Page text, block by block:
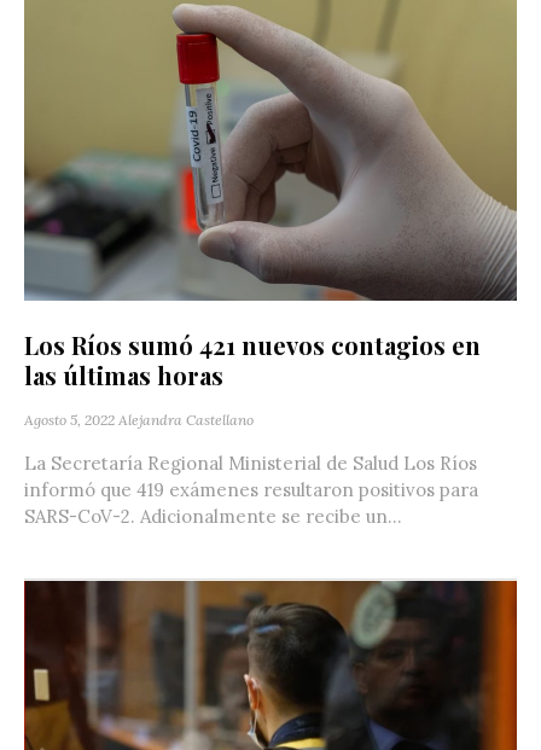
Los Ríos sumó 421 nuevos contagios en
las últimas horas
Agosto 5, 2022 Alejandra Castellano
La Secretaría Regional Ministerial de Salud Los Ríos
informó que 419 exámenes resultaron positivos para
SARS-CoV-2. Adicionalmente se recibe un...